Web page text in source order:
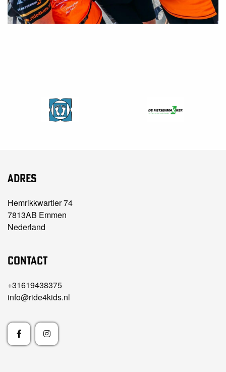
Adres
Hemrikkwartier 74
7813AB Emmen
Nederland
Contact
+31619438375
info@ride4kids.nl